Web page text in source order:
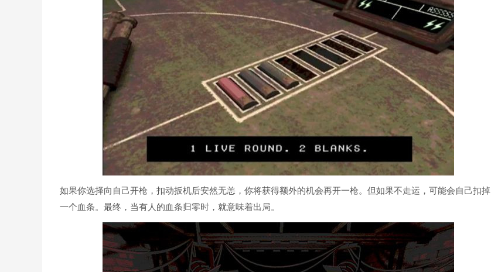
如果你选择向自己开枪，扣动扳机后安然无恙，你将获得额外的机会再开一枪。但如果不走运，可能会自己扣掉
一个血条。最终，当有人的血条归零时，就意味着出局。